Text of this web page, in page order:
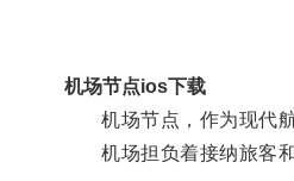
机场节点ios下载
机场节点，作为现代航
机场担负着接纳旅客和